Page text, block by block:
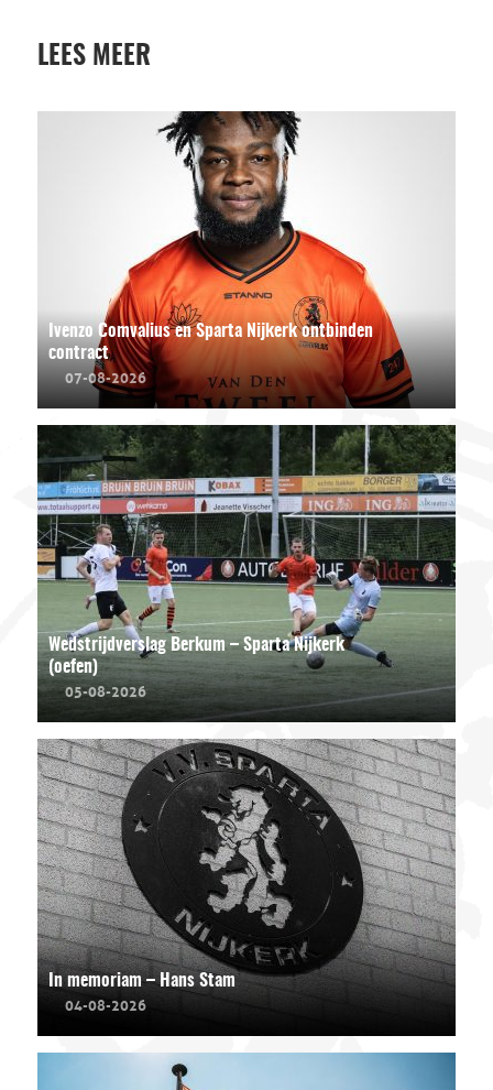
LEES MEER
Ivenzo Comvalius en Sparta Nijkerk ontbinden
contract
07-08-2026
Wedstrijdverslag Berkum – Sparta Nijkerk
(oefen)
05-08-2026
In memoriam – Hans Stam
04-08-2026